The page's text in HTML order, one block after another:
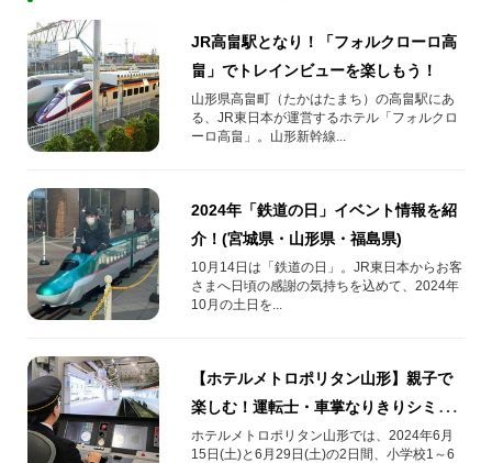
JR高畠駅となり！「フォルクローロ高
畠」でトレインビューを楽しもう！
山形県高畠町（たかはたまち）の高畠駅にあ
る、JR東日本が運営するホテル「フォルクロ
ーロ高畠」。山形新幹線...
2024年「鉄道の日」イベント情報を紹
介！(宮城県・山形県・福島県)
10月14日は「鉄道の日」。JR東日本からお客
さまへ日頃の感謝の気持ちを込めて、2024年
10月の土日を...
【ホテルメトロポリタン山形】親子で
楽しむ！運転士・車掌なりきりシミュ
レーター体験付宿泊プラン
ホテルメトロポリタン山形では、2024年6月
15日(土)と6月29日(土)の2日間、小学校1～6